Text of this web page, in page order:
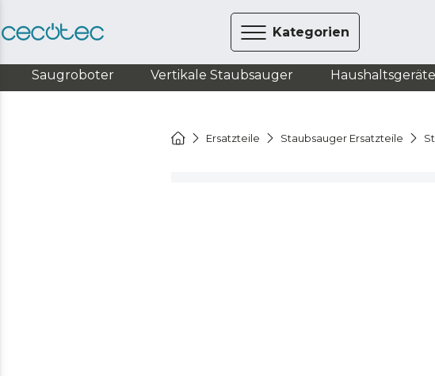
Kategorien
Saugroboter Vertikale Staubsauger Haushaltsgeräte
Ersatzteile Staubsauger Ersatzteile